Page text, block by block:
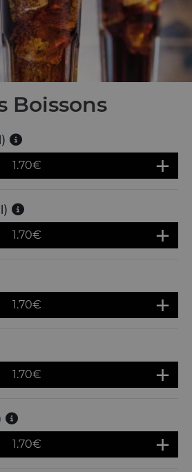
Boissons
1.70€
1.70€
1.70€
1.70€
1.70€